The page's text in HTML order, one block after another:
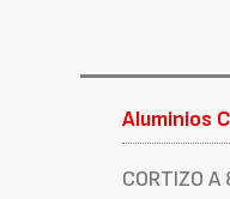
Aluminios
CORTIZO